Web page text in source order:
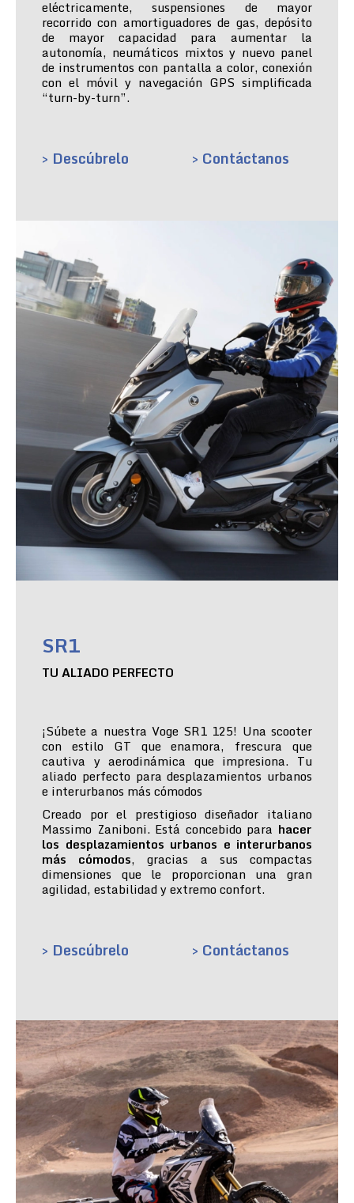
eléctricamente, suspensiones de mayor
recorrido con amortiguadores de gas, depósito
de mayor capacidad para aumentar la
autonomía, neumáticos mixtos y nuevo panel
de instrumentos con pantalla a color, conexión
con el móvil y navegación GPS simplificada
“turn-by-turn”.
> Descúbrelo > Contáctanos
SR1
TU ALIADO PERFECTO
¡Súbete a nuestra Voge SR1 125! Una scooter
con estilo GT que enamora, frescura que
cautiva y aerodinámica que impresiona. Tu
aliado perfecto para desplazamientos urbanos
e interurbanos más cómodos
Creado por el prestigioso diseñador italiano
Massimo Zaniboni. Está concebido para hacer
los desplazamientos urbanos e interurbanos
más cómodos, gracias a sus compactas
dimensiones que le proporcionan una gran
agilidad, estabilidad y extremo confort.
> Descúbrelo > Contáctanos